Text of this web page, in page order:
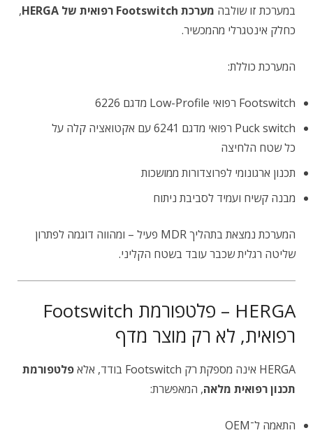
במערכת זו שולבה מערכת Footswitch רפואית של HERGA
,
כחלק אינטגרלי מהמכשיר.
המערכת כוללת:
Footswitch רפואי Low-Profile מדגם 6226
Puck switch רפואי מדגם 6241 עם אקטואציה קלה על
כל שטח הלחיצה
תכנון ארגונומי לפרוצדורות ממושכות
מבנה קשיח ועמיד לסביבת ניתוח
המערכת נמצאת בתהליך MDR פעיל – ומהווה דוגמה לפתרון
שליטה רגלית שכבר עובד בשטח הקליני.
HERGA – פלטפורמת Footswitch
רפואית, לא רק מוצר מדף
HERGA אינה מספקת רק Footswitch בודד, אלא
פלטפורמת
תכנון רפואית מלאה, המאפשרת:
התאמה ל־OEM